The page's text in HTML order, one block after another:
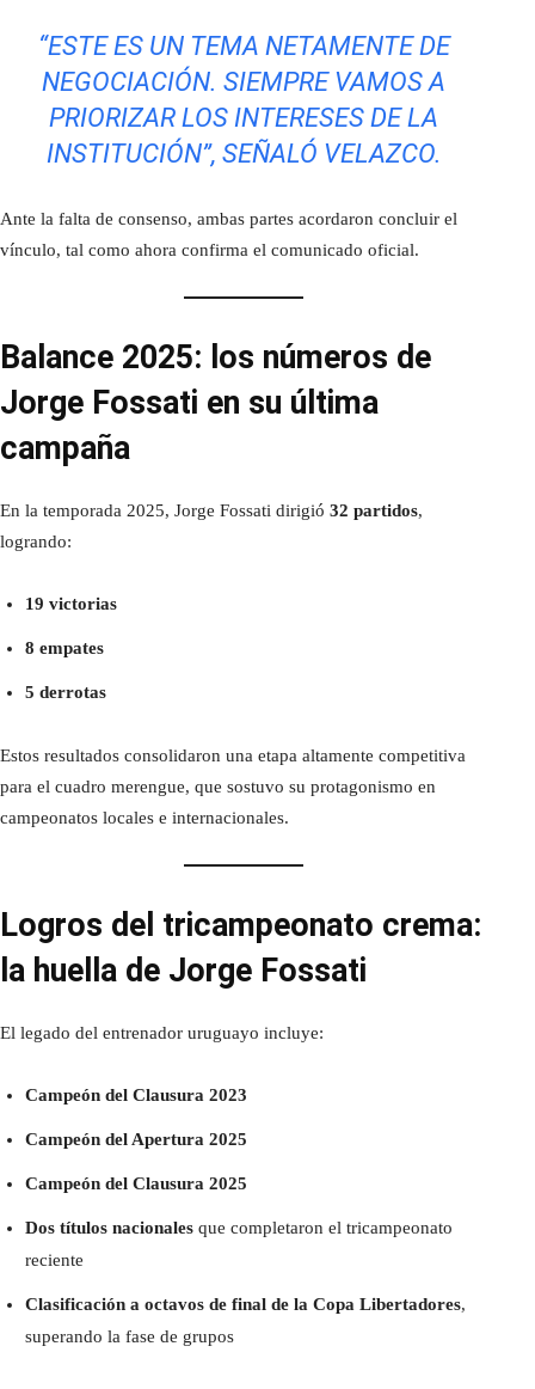
“ESTE ES UN TEMA NETAMENTE DE
NEGOCIACIÓN. SIEMPRE VAMOS A
PRIORIZAR LOS INTERESES DE LA
INSTITUCIÓN”, SEÑALÓ VELAZCO.
Ante la falta de consenso, ambas partes acordaron concluir el
vínculo, tal como ahora confirma el comunicado oficial.
Balance 2025: los números de
Jorge Fossati en su última
campaña
En la temporada 2025, Jorge Fossati dirigió 32 partidos,
logrando:
19 victorias
8 empates
5 derrotas
Estos resultados consolidaron una etapa altamente competitiva
para el cuadro merengue, que sostuvo su protagonismo en
campeonatos locales e internacionales.
Logros del tricampeonato crema:
la huella de Jorge Fossati
El legado del entrenador uruguayo incluye:
Campeón del Clausura 2023
Campeón del Apertura 2025
Campeón del Clausura 2025
Dos títulos nacionales que completaron el tricampeonato
reciente
Clasificación a octavos de final de la Copa Libertadores,
superando la fase de grupos